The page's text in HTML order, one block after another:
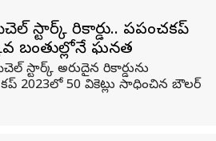
స్టార్క్‌ రికార్డు.. ప్రపంచకప్‌
బంతుల్లోనే ఘనత
స్టార్క్‌ అరుదైన రికార్డును
కప్‌ 2023లో 50 వికెట్లు సాధించిన బౌలర్